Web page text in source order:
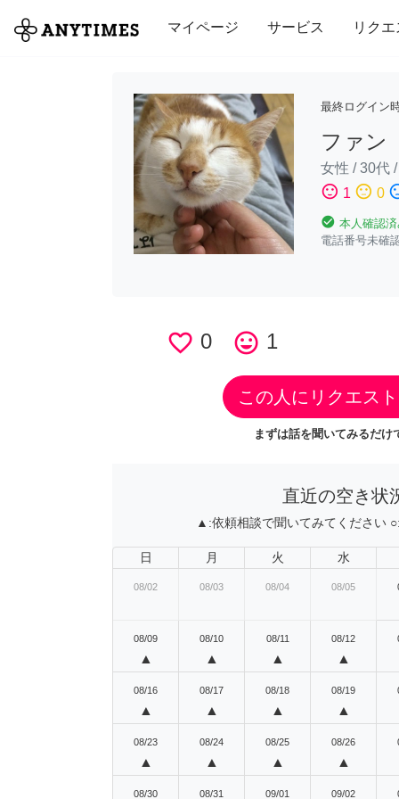
マイページ サービス リクエ
全て 修理・組立 家事 引っ越し
最終ログイン
ファ
女性 /30代 /
sentiment_satisfied 1 sentiment_neutral 0
check_circle 本人確認
電話番号未確
favorite_border 0 tag_faces 1
この人にリクエス
まずは話を聞いてみるだけ
直近の空き状
▲:依頼相談で聞いてみてください ○:
日 月 火 水
08/02 08/03 08/04 08/05
08/09
▲
08/10
▲
08/11
▲
08/12
▲
08/16
▲
08/17
▲
08/18
▲
08/19
▲
08/23
▲
08/24
▲
08/25
▲
08/26
▲
08/30 08/31 09/01 09/02